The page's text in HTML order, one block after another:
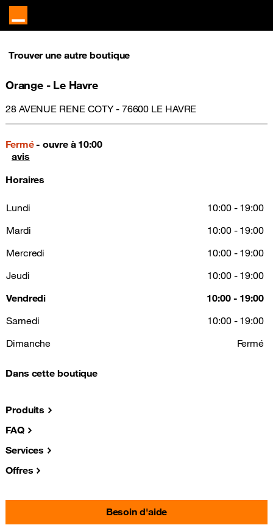
Trouver une autre boutique
Orange - Le Havre
28 AVENUE RENE COTY - 76600 LE HAVRE
Fermé- ouvre à 10:00
avis
Horaires
Lundi
10:00 - 19:00
Mardi
10:00 - 19:00
Mercredi
10:00 - 19:00
Jeudi
10:00 - 19:00
Vendredi
10:00 - 19:00
Samedi
10:00 - 19:00
Dimanche
Fermé
Dans cette boutique
Produits
FAQ
Services
Offres
Besoin d'aide